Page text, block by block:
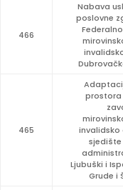
466
Nabava
poslovne
465
prostora
invalidsko
sjedište
Ljubuški i
Grude i